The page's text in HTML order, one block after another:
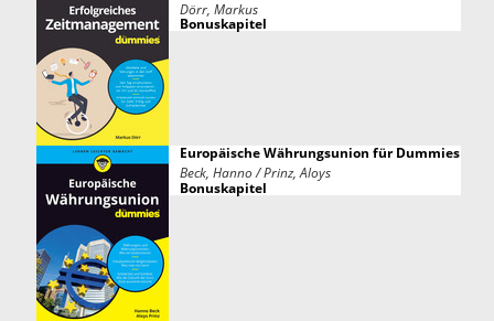
Dörr, Markus
Bonuskapitel
Europäische Währungsunion für Dummies
Beck, Hanno / Prinz, Aloys
Bonuskapitel